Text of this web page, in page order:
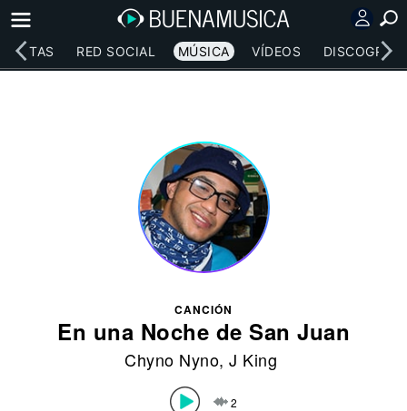
RED SOCIAL MÚSICA VÍDEOS
CANCIÓN
En una Noche de San Juan
Chyno Nyno, J King
2